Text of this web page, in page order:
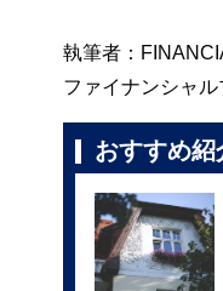
執筆者：
ファイナンシャル
おすすめ紹